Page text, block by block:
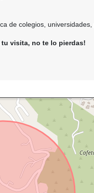
de colegios,
tu visita, no te lo pierdas!